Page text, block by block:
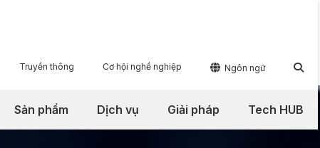
Truyền thông Cơ hội nghề nghiệp  Ngôn ngữ 
Sản phẩm Dịch vụ Giải pháp Tech HUB